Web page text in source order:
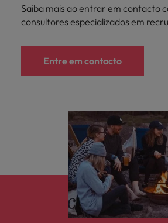
Saiba mais ao entrar em contacto
consultores especializados em
Entre em contacto